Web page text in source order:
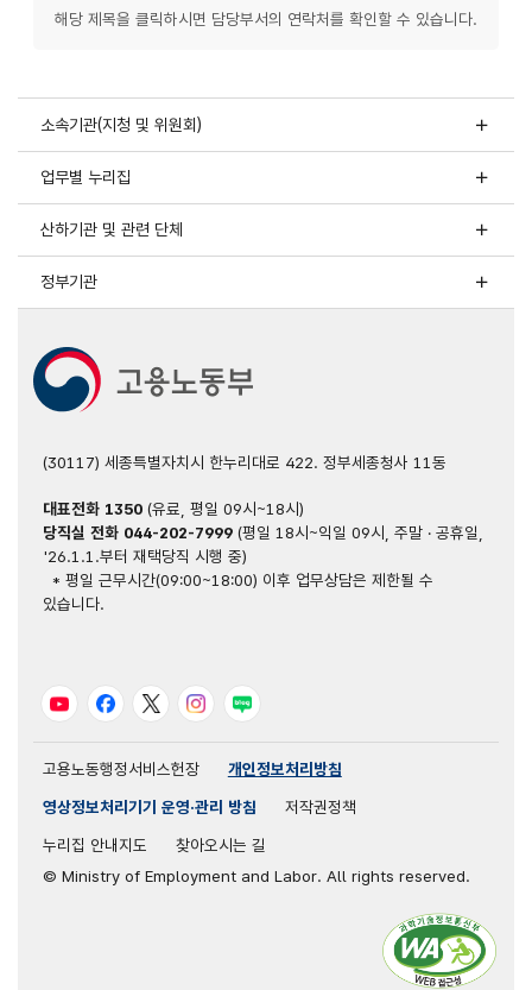
해당 제목을 클릭하시면 담당부서의 연락처를 확인할 수 있습니다.
소속기관(지청 및 위원회)
업무별 누리집
산하기관 및 관련 단체
정부기관
(30117) 세종특별자치시 한누리대로 422. 정부세종청사 11동
대표전화 1350(유료, 평일 09시~18시)
당직실 전화 044-202-7999(평일 18시~익일 09시, 주말 · 공휴일,
'26.1.1.부터 재택당직 시행 중)
* 평일 근무시간(09:00~18:00) 이후 업무상담은 제한될 수
있습니다.
유튜브 페이스북트위터 인스타그램
블로그
고용노동행정서비스헌장
개인정보처리방침
영상정보처리기기 운영·관리 방침
저작권정책
누리집 안내지도
찾아오시는 길
© Ministry of Employment and Labor. All rights reserved.